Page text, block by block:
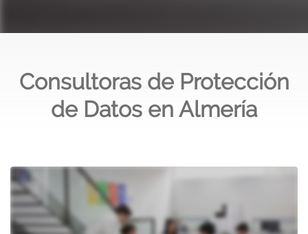
Consultoras de Protección
de Datos en Almería